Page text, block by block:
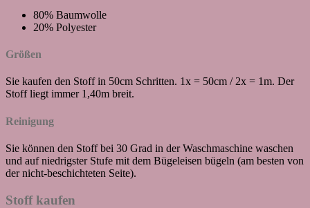
80% Baumwolle
20% Polyester
Größen
Sie kaufen den Stoff in 50cm Schritten. 1x = 50cm / 2x = 1m. Der
Stoff liegt immer 1,40m breit.
Reinigung
Sie können den Stoff bei 30 Grad in der Waschmaschine waschen
und auf niedrigster Stufe mit dem Bügeleisen bügeln (am besten von
der nicht-beschichteten Seite).
Stoff kaufen